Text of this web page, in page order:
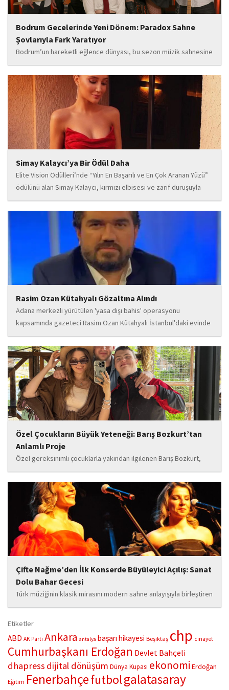
Bodrum Gecelerinde Yeni Dönem: Paradox Sahne
Şovlarıyla Fark Yaratıyor
Bodrum’un hareketli eğlence dünyası, bu sezon müzik sahnesine
iddialı bir giriş yapan “Paradox” ile yeni bir enerji kazanıyor. Güçlü
sahne performansı, uluslararası standartlardaki repertuarı ve
deneyimli müzisyen kadrosuyla dikkat çeken...
Simay Kalaycı’ya Bir Ödül Daha
Elite Vision Ödülleri’nde “Yılın En Başarılı ve En Çok Aranan Yüzü”
ödülünü alan Simay Kalaycı, kırmızı elbisesi ve zarif duruşuyla
geceye damga vurdu. Takı markasıyla da dikkat çeken Kalaycı,
Wilma...
Rasim Ozan Kütahyalı Gözaltına Alındı
Adana merkezli yürütülen 'yasa dışı bahis' operasyonu
kapsamında gazeteci Rasim Ozan Kütahyalı İstanbul'daki evinde
gözaltına alındı.
Özel Çocukların Büyük Yeteneği: Barış Bozkurt’tan
Anlamlı Proje
Özel gereksinimli çocuklarla yakından ilgilenen Barış Bozkurt,
hayata geçirdiği örnek çalışma ile hem eğitim camiasının hem de
toplumun dikkatini çekiyor. “Hayatta yaşattığın mutluluk en güzel
hediyedir” anlayışıyla yola çıkan Bozkurt,...
Çifte Nağme’den İlk Konserde Büyüleyici Açılış: Sanat
Dolu Bahar Gecesi
Türk müziğinin klasik mirasını modern sahne anlayışıyla birleştiren
“Çifte Nağme” projesi, ilk konserini İstanbul Ataşehir’de bulunan
buluşturdu. Yoğun katılımla gerçekleşen gece, müzikal çeşitlilik
ve...
Etiketler
ABD AK Parti Ankara antalya başarı hikayesi Beşiktaş chp cinayet
Cumhurbaşkanı Erdoğan Devlet Bahçeli
dhapress dijital dönüşüm Dünya Kupası ekonomi Erdoğan
Eğitim Fenerbahçefutbolgalatasaray